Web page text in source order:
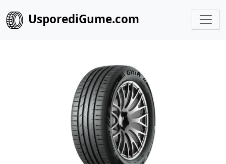
UsporediGume.com